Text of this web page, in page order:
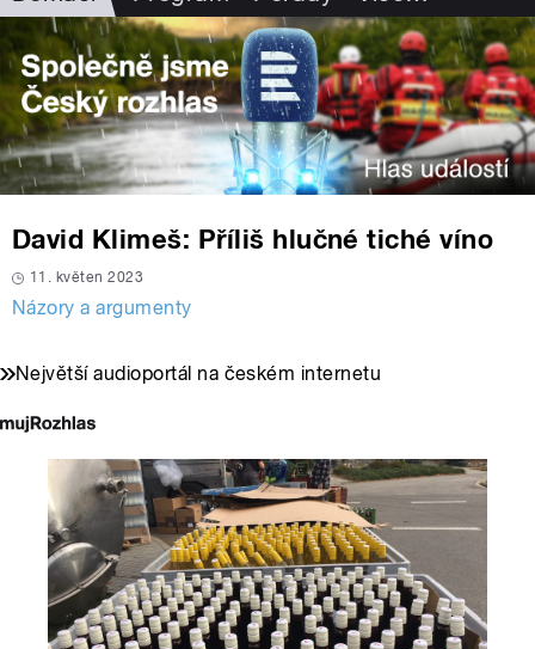
David Klimeš: Příliš hlučné tiché víno
11. květen 2023
Názory a argumenty
Největší audioportál na českém internetu